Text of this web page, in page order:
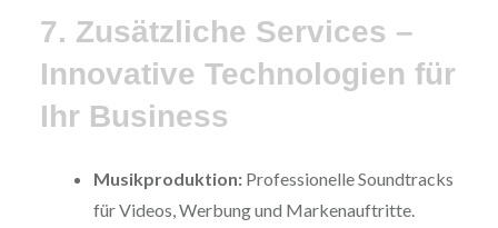
7. Zusätzliche Services –
Innovative Technologien für
Ihr Business
Musikproduktion:Professionelle Soundtracks
für Videos, Werbung und Markenauftritte.